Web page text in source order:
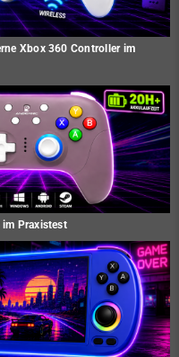
Xbox 360 Controller im
im Praxistest